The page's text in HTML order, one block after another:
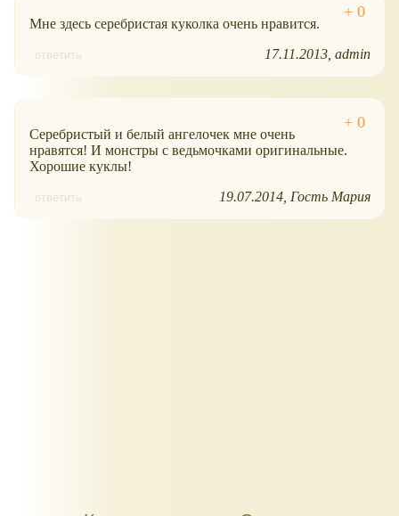
Мне здесь серебристая куколка очень нравится.
ответить 17.11.2013 admin
Серебристый и белый ангелочек мне очень
нравятся! И монстры с ведьмочками оригинальные.
Хорошие куклы!
ответить 19.07.2014 Гость Мария